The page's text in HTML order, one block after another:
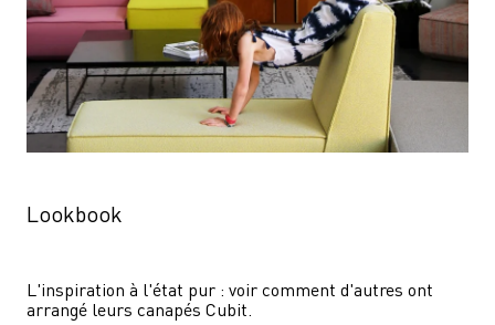
Lookbook
L'inspiration à l'état pur : voir comment d'autres ont
arrangé leurs canapés Cubit.